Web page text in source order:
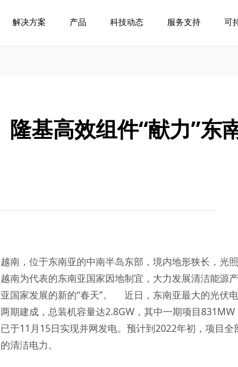
解决方案 产品 科技动态 服务支持 可
隆基高效组件“献力”东
越南，位于东南亚的中南半岛东部，境内地形狭长，光
越南为代表的东南亚国家因地制宜，大力发展清洁能源
亚国家发展的新的“春天”。 近日，东南亚最大的光伏
两期建成，总装机容量达2.8GW，其中一期项目
已于11月15日实现并网发电。预计到2022年初，项目
的清洁电力。